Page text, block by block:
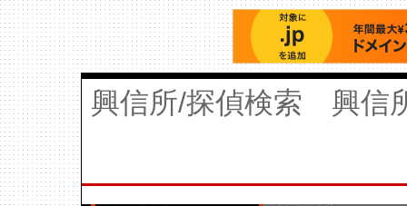
興信所/探偵検索 興信